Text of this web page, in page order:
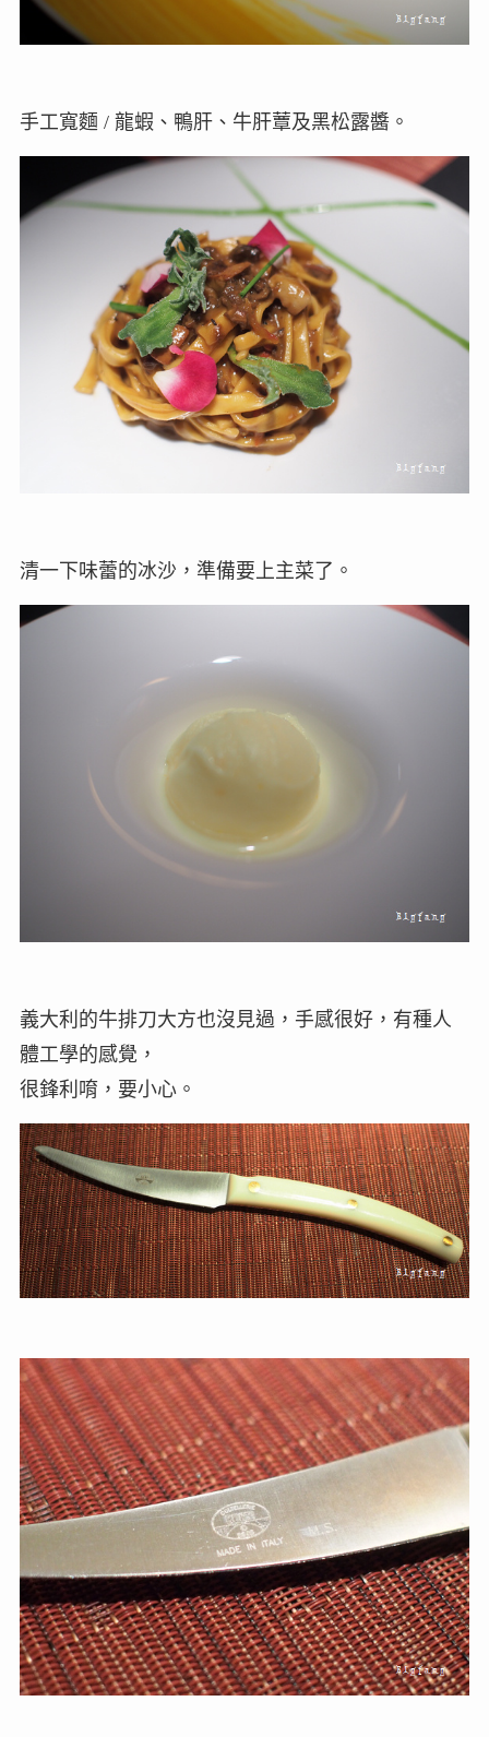
手工寬麵 / 龍蝦、鴨肝、牛肝蕈及黑松露醬。
清一下味蕾的冰沙，準備要上主菜了。
義大利的牛排刀大方也沒見過，手感很好，有種人
體工學的感覺，
很鋒利唷，要小心。